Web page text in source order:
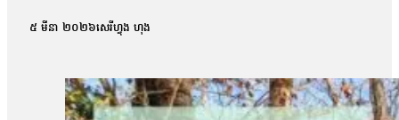
បរិស្ថានប៉ុណ្ណោះទេ ថែមទាំងបង្កឱ្យមានផលប៉ះពាល់ដល់សិទ្ធិរស់រាន
យុវជន កៀរគរយុវជនដើម្បីជំរុញទំនាក់ទំនងការការពាធនធានធម្មជ
ថ្ងៃផង ឬលក់អនុផលសម្រាប់ចំណូលគ្រួសារផង។ យុវជនលើកឡើងថា ៖
៥ មីនា ២០២៦សេរីហ្វុង ហុង